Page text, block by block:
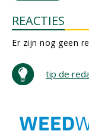
REACTIES
Er zijn nog geen
tip de